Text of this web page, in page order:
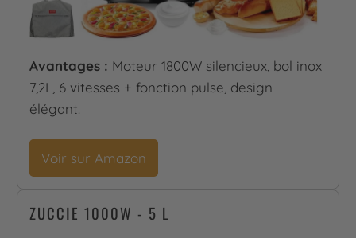
Avantages : Moteur 1800W silencieux, bol inox
7,2L, 6 vitesses + fonction pulse, design
élégant.
Voir sur Amazon
ZUCCIE 1000W - 5 L